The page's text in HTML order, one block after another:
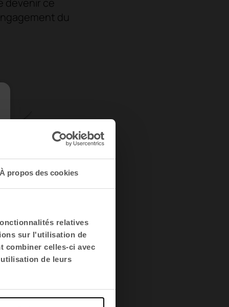
À propos des cookies
relatives
sur l'utilisation de
combiner celles-ci avec
de leurs
du